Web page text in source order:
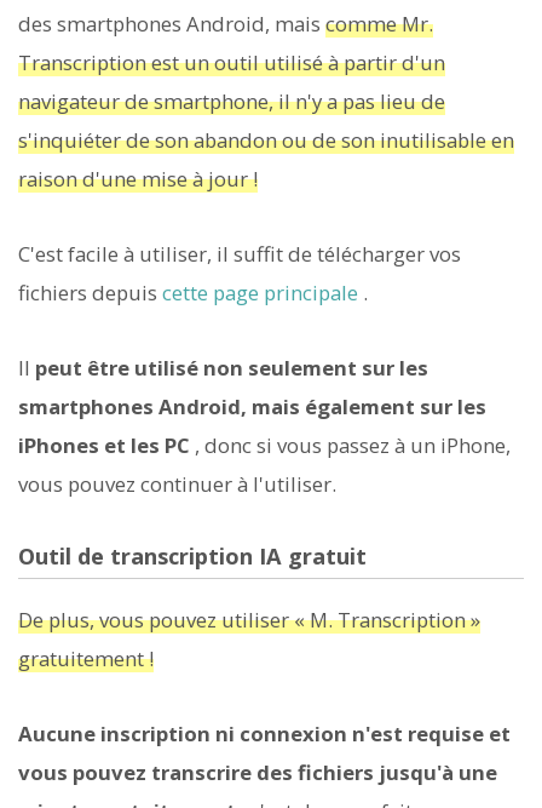
des smartphones Android, mais comme Mr.
Transcription est un outil utilisé à partir d'un
navigateur de smartphone, il n'y a pas lieu de
s'inquiéter de son abandon ou de son inutilisable en
raison d'une mise à jour !
C'est facile à utiliser, il suffit de télécharger vos
fichiers depuis cette page principale .
Il peut être utilisé non seulement sur les
smartphones Android, mais également sur les
iPhones et les PC , donc si vous passez à un iPhone,
vous pouvez continuer à l'utiliser.
Outil de transcription IA gratuit
De plus, vous pouvez utiliser « M. Transcription »
gratuitement !
Aucune inscription ni connexion n'est requise et
vous pouvez transcrire des fichiers jusqu'à une